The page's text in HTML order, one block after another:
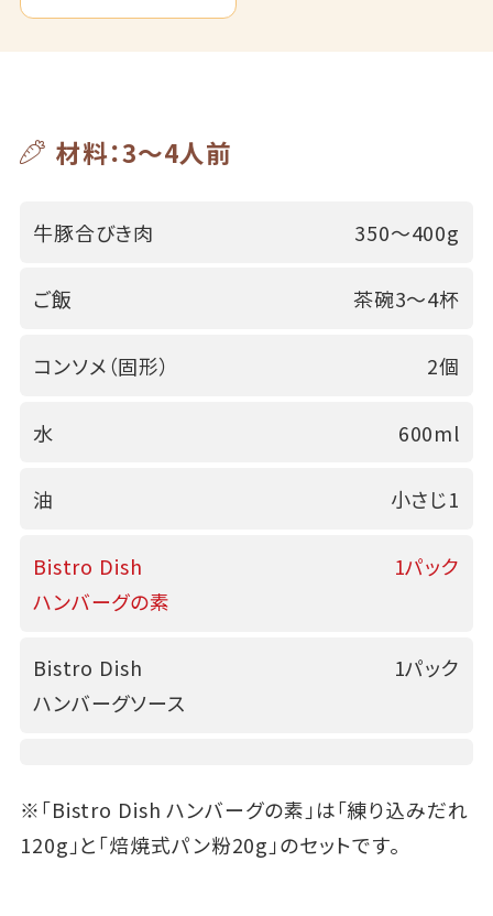
材料：3～4人前
牛豚合びき肉 350～400g
ご飯 茶碗3～4杯
コンソメ（固形） 2個
水 600ml
油 小さじ1
Bistro Dish
ハンバーグの素
1パック
Bistro Dish
ハンバーグソース
1パック
※「Bistro Dish ハンバーグの素」は「練り込みだれ
120g」と「焙焼式パン粉20g」のセットです。